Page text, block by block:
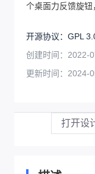
个桌面力反馈旋钮
开源协议： GPL
创建时间： 2022-
更新时间： 2024-
打开设